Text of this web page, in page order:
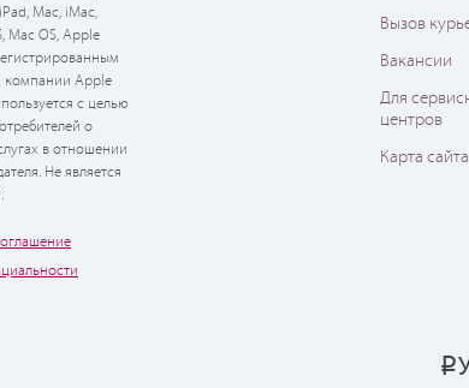
Mac, iMac,
Mac OS, Apple
компании Apple
с целью
о
в отношении
Не является
Вызов
Вакансии
Для
центров
Карта сайта
Р